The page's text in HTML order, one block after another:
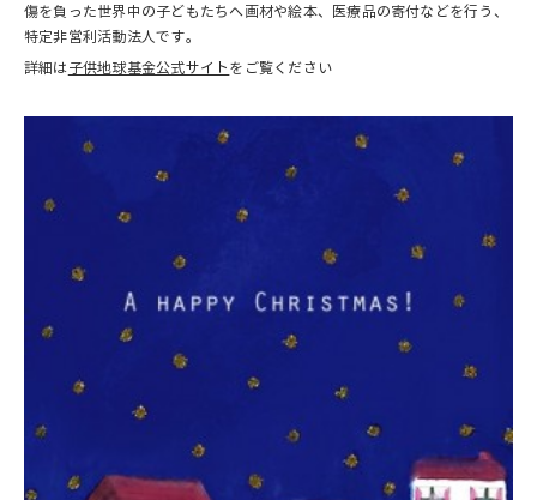
傷を負った世界中の子どもたちへ画材や絵本、医療品の寄付などを行う、
特定非営利活動法人です。
詳細は子供地球基金公式サイト をご覧ください